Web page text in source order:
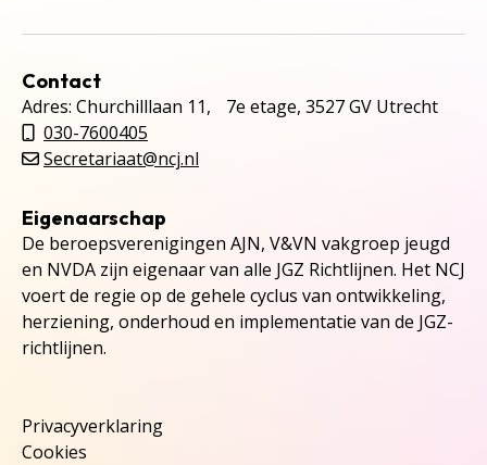
Contact
Adres: Churchilllaan 11, 7e etage, 3527 GV Utrecht
030-7600405
Secretariaat@ncj.nl
Eigenaarschap
De beroepsverenigingen AJN, V&VN vakgroep jeugd
en NVDA zijn eigenaar van alle JGZ Richtlijnen. Het NCJ
voert de regie op de gehele cyclus van ontwikkeling,
herziening, onderhoud en implementatie van de JGZ-
richtlijnen.
Privacyverklaring
Cookies